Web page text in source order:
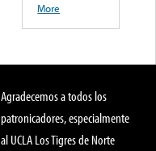
More
Agradecemos a todos los
patronicadores, especialmente
al UCLA Los Tigres de Norte